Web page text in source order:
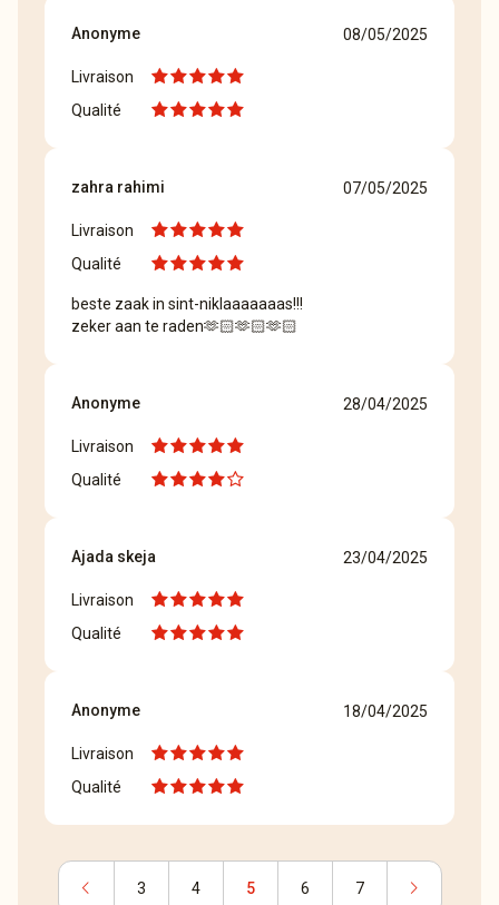
Anonyme 08/05/2025
Livraison
Qualité
zahra rahimi 07/05/2025
Livraison
Qualité
beste zaak in sint-niklaaaaaaas!!!
zeker aan te raden🫶🏻🫶🏻🫶🏻
Anonyme 28/04/2025
Livraison
Qualité
Ajada skeja 23/04/2025
Livraison
Qualité
Anonyme 18/04/2025
Livraison
Qualité
chevron_left 3 4 5 6 7 chevron_right